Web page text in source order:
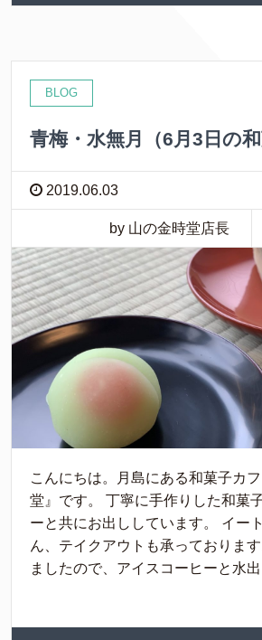
BLOG
青梅・水無月（6月3日の和
2019.06.03
by 山の金時堂店長
こんにちは。月島にある和菓子カ
堂』です。 丁寧に手作りした和菓
ーと共にお出ししています。 イー
ん、テイクアウトも承っておりま
ましたので、アイスコーヒーと水